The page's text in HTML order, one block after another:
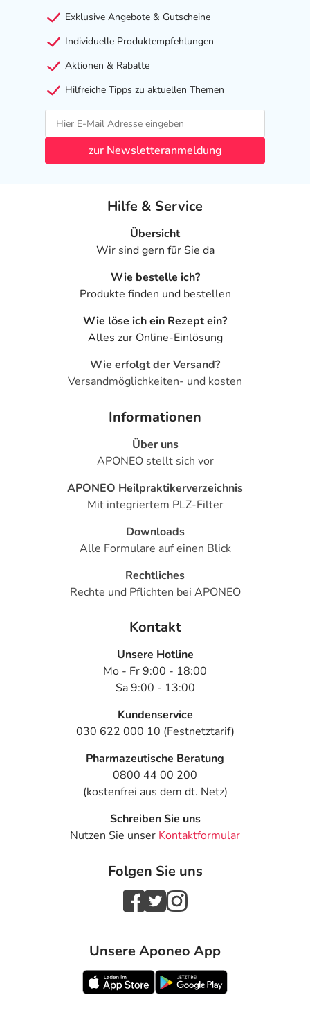
Exklusive Angebote & Gutscheine
Individuelle Produktempfehlungen
Aktionen & Rabatte
Hilfreiche Tipps zu aktuellen Themen
zur Newsletteranmeldung
Hilfe & Service
Übersicht
Wir sind gern für Sie da
Wie bestelle ich?
Produkte finden und bestellen
Wie löse ich ein Rezept ein?
Alles zur Online-Einlösung
Wie erfolgt der Versand?
Versandmöglichkeiten- und kosten
Informationen
Über uns
APONEO stellt sich vor
APONEO Heilpraktikerverzeichnis
Mit integriertem PLZ-Filter
Downloads
Alle Formulare auf einen Blick
Rechtliches
Rechte und Pflichten bei APONEO
Kontakt
Unsere Hotline
Mo - Fr 9:00 - 18:00
Sa 9:00 - 13:00
Kundenservice
030 622 000 10 (Festnetztarif)
Pharmazeutische Beratung
0800 44 00 200
(kostenfrei aus dem dt. Netz)
Schreiben Sie uns
Nutzen Sie unser Kontaktformular
Folgen Sie uns
Unsere Aponeo App